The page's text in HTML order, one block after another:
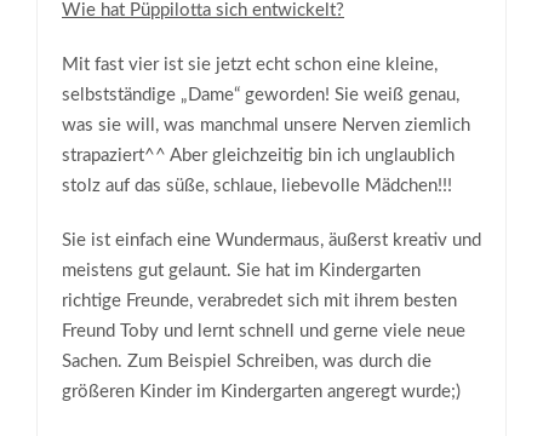
Wie hat Püppilotta sich entwickelt?
Mit fast vier ist sie jetzt echt schon eine kleine,
selbstständige „Dame“ geworden! Sie weiß genau,
was sie will, was manchmal unsere Nerven ziemlich
strapaziert^^ Aber gleichzeitig bin ich unglaublich
stolz auf das süße, schlaue, liebevolle Mädchen!!!
Sie ist einfach eine Wundermaus, äußerst kreativ und
meistens gut gelaunt. Sie hat im Kindergarten
richtige Freunde, verabredet sich mit ihrem besten
Freund Toby und lernt schnell und gerne viele neue
Sachen. Zum Beispiel Schreiben, was durch die
größeren Kinder im Kindergarten angeregt wurde;)